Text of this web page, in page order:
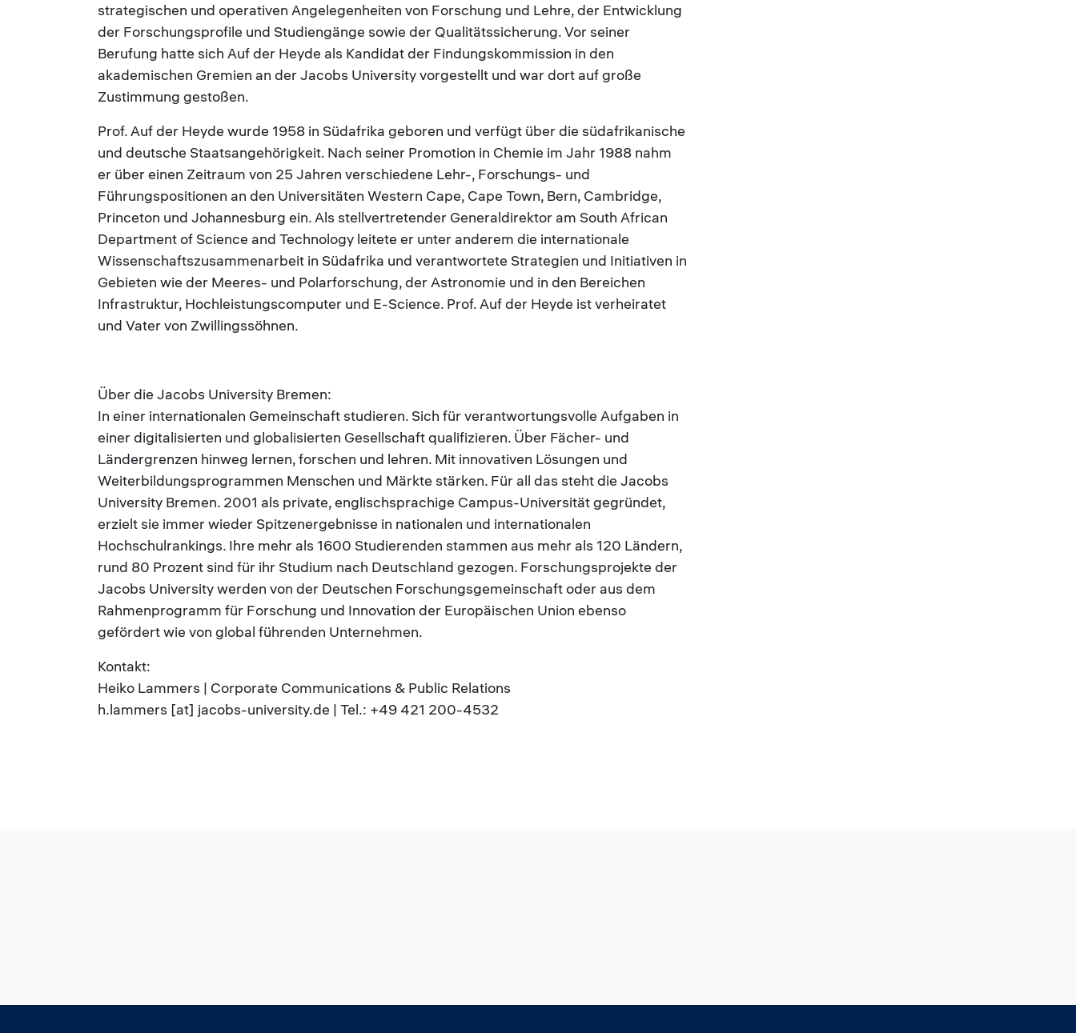
strategischen und operativen Angelegenheiten von Forschung und Lehre, der Entwicklung
der Forschungsprofile und Studiengänge sowie der Qualitätssicherung. Vor seiner
Berufung hatte sich Auf der Heyde als Kandidat der Findungskommission in den
akademischen Gremien an der Jacobs University vorgestellt und war dort auf große
Zustimmung gestoßen.
Prof. Auf der Heyde wurde 1958 in Südafrika geboren und verfügt über die südafrikanische
und deutsche Staatsangehörigkeit. Nach seiner Promotion in Chemie im Jahr 1988 nahm
er über einen Zeitraum von 25 Jahren verschiedene Lehr-, Forschungs- und
Führungspositionen an den Universitäten Western Cape, Cape Town, Bern, Cambridge,
Princeton und Johannesburg ein. Als stellvertretender Generaldirektor am South African
Department of Science and Technology leitete er unter anderem die internationale
Wissenschaftszusammenarbeit in Südafrika und verantwortete Strategien und Initiativen in
Gebieten wie der Meeres- und Polarforschung, der Astronomie und in den Bereichen
Infrastruktur, Hochleistungscomputer und E-Science. Prof. Auf der Heyde ist verheiratet
und Vater von Zwillingssöhnen.
Über die Jacobs University Bremen:
In einer internationalen Gemeinschaft studieren. Sich für verantwortungsvolle Aufgaben in
einer digitalisierten und globalisierten Gesellschaft qualifizieren. Über Fächer- und
Ländergrenzen hinweg lernen, forschen und lehren. Mit innovativen Lösungen und
Weiterbildungsprogrammen Menschen und Märkte stärken. Für all das steht die Jacobs
University Bremen. 2001 als private, englischsprachige Campus-Universität gegründet,
erzielt sie immer wieder Spitzenergebnisse in nationalen und internationalen
Hochschulrankings. Ihre mehr als 1600 Studierenden stammen aus mehr als 120 Ländern,
rund 80 Prozent sind für ihr Studium nach Deutschland gezogen. Forschungsprojekte der
Jacobs University werden von der Deutschen Forschungsgemeinschaft oder aus dem
Rahmenprogramm für Forschung und Innovation der Europäischen Union ebenso
gefördert wie von global führenden Unternehmen.
Kontakt:
Heiko Lammers | Corporate Communications & Public Relations
h.lammers [at] jacobs-university.de | Tel.: +49 421 200-4532